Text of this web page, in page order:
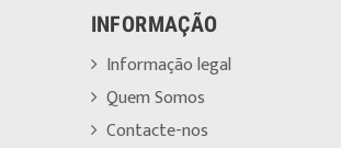
INFORMAÇÃO
Informação legal
Quem Somos
Contacte-nos